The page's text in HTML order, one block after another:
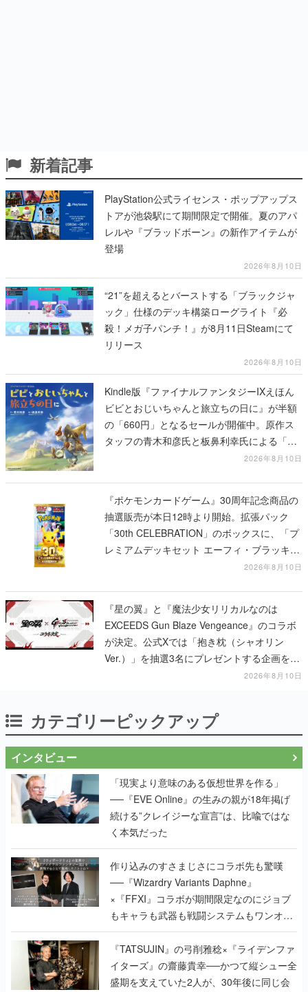
新着記事
PlayStation公式ライセンス・ポップアップス
トアが池袋駅にて期間限定で開催。夏のアパ
レルや『ブラッドボーン』の新作アイテムが
登場
2026年8月10日
“21”を超えるとバーストする「ブラックジャ
ック」仕様のデッキ構築ローグライト『必
殺！メガ子パンチ！』が8月11日Steamにて
リリース
2026年8月10日
Kindle版『ファイナルファンタジーIXえほん
ビビとおじいちゃんと旅立ちの日に』が半額
の「660円」となるセールが開催中。原作ス
タッフの青木和彦氏と板鼻利幸氏による「ビ
2026年8月10日
『ポケモンカードゲーム』30周年記念商品の
抽選販売が本日12時より開始。拡張パック
「30th CELEBRATION」のボックスに、「プ
レミアムデッキセット エーフィ・ブラッキ
ー」「FUTURISTIC BOX」の計3商品2026年8月10日
『星の翼』と『魔法少女リリカルなのは
EXCEEDS Gun Blaze Vengeance』のコラボ
が決定。公式Xでは「抱き枕（シャオリン
Ver.）」を抽選3名にプレゼントする企画を実
2026年8月10日
カテゴリーピックアップ
インタビュー
「現実より意味のある仮想世界を作る」
──『EVE Online』の生みの親が18年掲げ
続ける”クレイジーな宣言”は、比喩ではな
く本気だった
作り込みのすさまじさにコラボ先も驚嘆
──『Wizardry Variants Daphne』
×『FFXI』コラボが期間限定なのにジョブ
もキャラも武器も戦闘システムもワンオフ
で作り込まれた理由を両ディレクターに聞
く
『TATSUJIN』の弓削雅稔×『ライデンファ
イターズ』の齋藤貴幸──かつて縦シュー全
盛期を支えていた2人が、30年後に同じ会